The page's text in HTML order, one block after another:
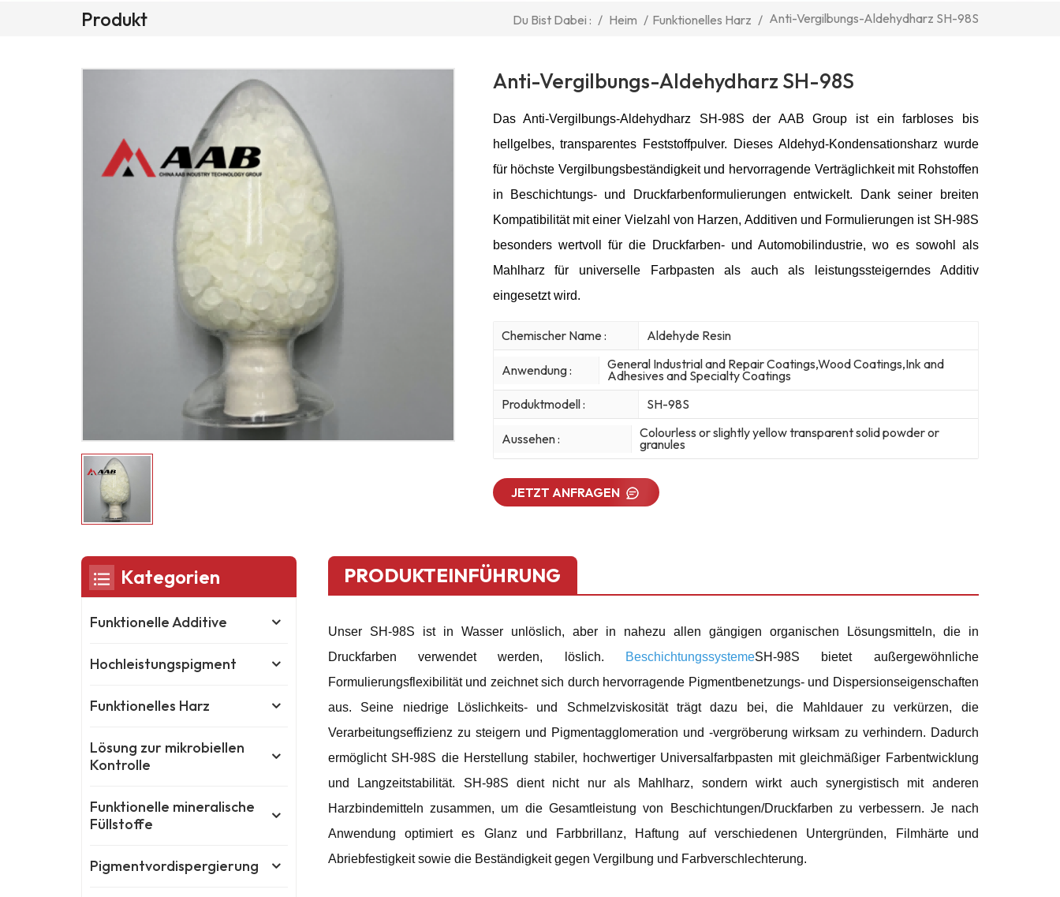
Produkt Du Bist Dabei : / Heim / Funktionelles Harz / Anti-Vergilbungs-Aldehydharz SH-98S
Anti-Vergilbungs-Aldehydharz SH-98S
Das Anti-Vergilbungs-Aldehydharz SH-98S der AAB Group ist ein farbloses bis
hellgelbes, transparentes Feststoffpulver. Dieses Aldehyd-Kondensationsharz wurde
für höchste Vergilbungsbeständigkeit und hervorragende Verträglichkeit mit Rohstoffen
in Beschichtungs- und Druckfarbenformulierungen entwickelt. Dank seiner breiten
Kompatibilität mit einer Vielzahl von Harzen, Additiven und Formulierungen ist SH-98S
besonders wertvoll für die Druckfarben- und Automobilindustrie, wo es sowohl als
Mahlharz für universelle Farbpasten als auch als leistungssteigerndes Additiv
eingesetzt wird.
Chemischer Name : Aldehyde Resin
Anwendung : General Industrial and Repair Coatings,Wood Coatings,Ink and
Adhesives and Specialty Coatings
Produktmodell :
SH-98S
Aussehen : Colourless or slightly yellow transparent solid powder or
granules
JETZT ANFRAGEN
PRODUKTEINFÜHRUNG
Unser SH-98S ist in Wasser unlöslich, aber in nahezu allen gängigen organischen Lösungsmitteln, die in
Druckfarben verwendet werden, löslich.
BeschichtungssystemeSH-98S bietet außergewöhnliche
Formulierungsflexibilität und zeichnet sich durch hervorragende Pigmentbenetzungs- und Dispersionseigenschaften
aus. Seine niedrige Löslichkeits- und Schmelzviskosität trägt dazu bei, die Mahldauer zu verkürzen, die
Verarbeitungseffizienz zu steigern und Pigmentagglomeration und -vergröberung wirksam zu verhindern. Dadurch
ermöglicht SH-98S die Herstellung stabiler, hochwertiger Universalfarbpasten mit gleichmäßiger Farbentwicklung
und Langzeitstabilität. SH-98S dient nicht nur als Mahlharz, sondern wirkt auch synergistisch mit anderen
Harzbindemitteln zusammen, um die Gesamtleistung von Beschichtungen/Druckfarben zu verbessern. Je nach
Anwendung optimiert es Glanz und Farbbrillanz, Haftung auf verschiedenen Untergründen, Filmhärte und
Abriebfestigkeit sowie die Beständigkeit gegen Vergilbung und Farbverschlechterung.
Kategorien
Funktionelle Additive
Hochleistungspigment
Funktionelles Harz
Lösung zur mikrobiellen
Kontrolle
Funktionelle mineralische
Füllstoffe
Pigmentvordispergierung